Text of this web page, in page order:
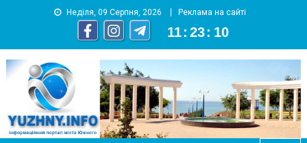
Неділя, 09 Серпня, 2026 Реклама на сайті
11 : 23 : 11
YUZHNY.INFO
информационный портал города Южный